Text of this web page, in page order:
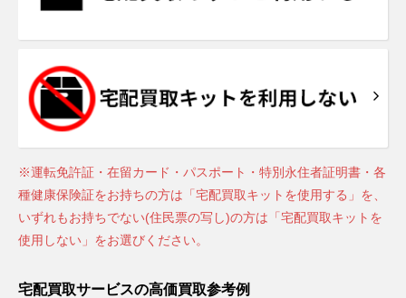
※運転免許証・在留カード・パスポート・特別永住者証明書・各
種健康保険証をお持ちの方は「宅配買取キットを使用する」を、
いずれもお持ちでない(住民票の写し)の方は「宅配買取キットを
使用しない」をお選びください。
宅配買取サービスの高価買取参考例